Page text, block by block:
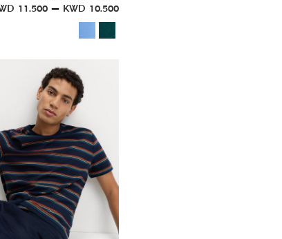
KWD 10.500
11.500